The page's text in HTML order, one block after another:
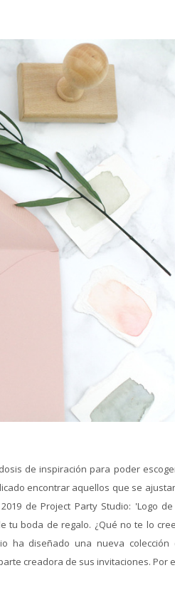
de inspiración para poder
encontrar aquellos que se
de Project Party Studio: 'Logo
tu boda de regalo. ¿Qué no te lo
ha diseñado una nueva colección
creadora de sus invitaciones. Por